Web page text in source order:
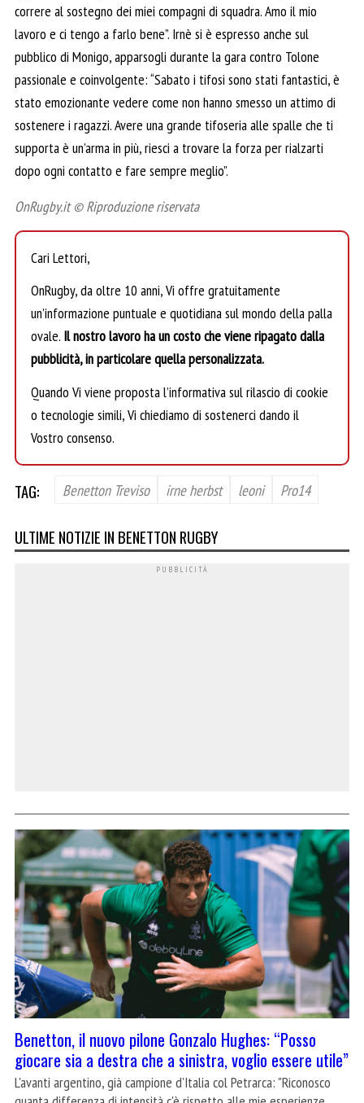
correre al sostegno dei miei compagni di squadra. Amo il mio
lavoro e ci tengo a farlo bene”. Irnè si è espresso anche sul
pubblico di Monigo, apparsogli durante la gara contro Tolone
passionale e coinvolgente: “Sabato i tifosi sono stati fantastici, è
stato emozionante vedere come non hanno smesso un attimo di
sostenere i ragazzi. Avere una grande tifoseria alle spalle che ti
supporta è un’arma in più, riesci a trovare la forza per rialzarti
dopo ogni contatto e fare sempre meglio”.
OnRugby.it © Riproduzione riservata
Cari Lettori,
OnRugby, da oltre 10 anni, Vi offre gratuitamente
un’informazione puntuale e quotidiana sul mondo della palla
ovale. Il nostro lavoro ha un costo che viene ripagato dalla
pubblicità, in particolare quella personalizzata.
Quando Vi viene proposta l’informativa sul rilascio di cookie
o tecnologie simili, Vi chiediamo di sostenerci dando il
Vostro consenso.
TAG: Benetton Treviso irne herbst leoni Pro14
ULTIME NOTIZIE IN BENETTON RUGBY
Benetton, il nuovo pilone Gonzalo Hughes: “Posso
giocare sia a destra che a sinistra, voglio essere utile”
L'avanti argentino, già campione d'Italia col Petrarca: "Riconosco